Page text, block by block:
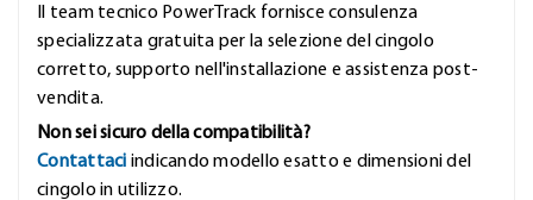
Il team tecnico PowerTrack fornisce consulenza
specializzata gratuita per la selezione del cingolo
corretto, supporto nell'installazione e assistenza post-
vendita.
Non sei sicuro della compatibilità?
Contattaci indicando modello esatto e dimensioni del
cingolo in utilizzo.